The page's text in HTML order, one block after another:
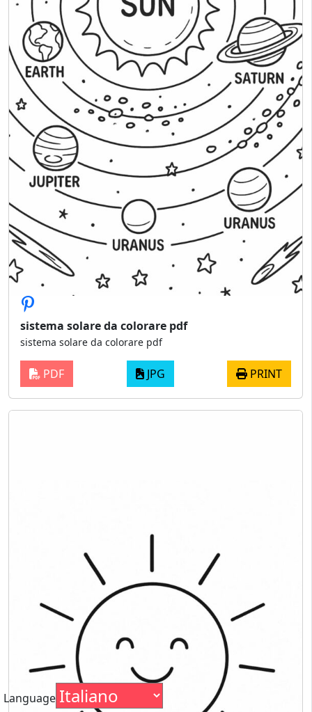
sistema solare da colorare pdf
sistema solare da colorare pdf
PDF JPG PRINT
Language